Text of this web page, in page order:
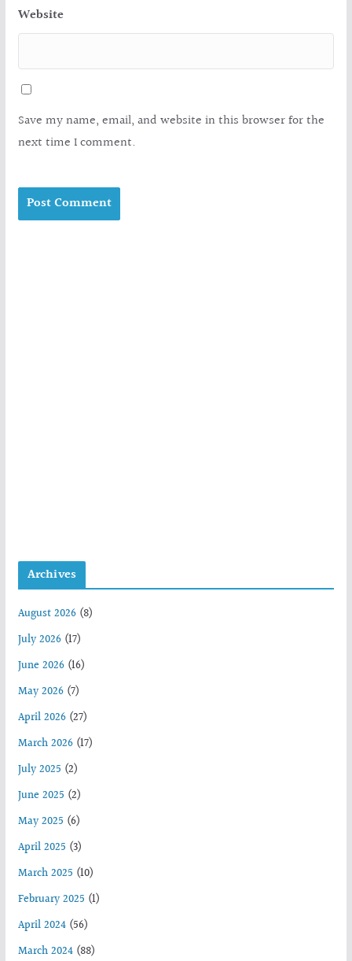
Website
Save my name, email, and website in this browser for the
next time I comment.
Archives
August 2026(8)
July 2026(17)
June 2026(16)
May 2026(7)
April 2026(27)
March 2026(17)
July 2025 (2)
June 2025 (2)
May 2025 (6)
April 2025 (3)
March 2025 (10)
February 2025 (1)
April 2024(56)
March 2024(88)